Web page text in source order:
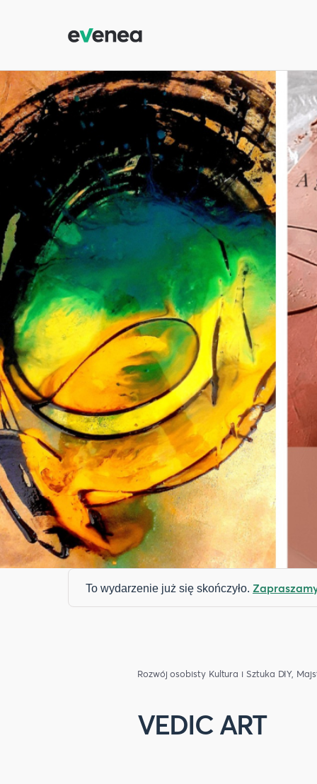
To wydarzenie już się skończyło.
Rozwój osobisty Kultura i Sztuka DIY,
VEDIC ART